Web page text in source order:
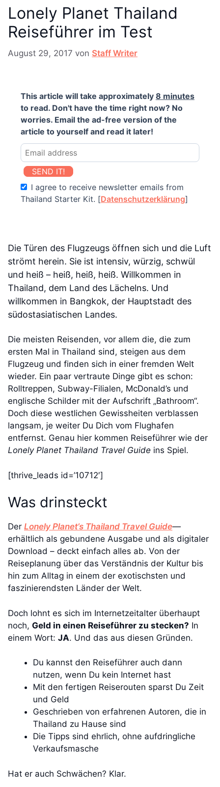
Lonely Planet Thailand
Reiseführer im Test
August 29, 2017 von Staff Writer
This article will take approximately 8 minutes
to read. Don't have the time right now? No
worries. Email the ad-free version of the
article to yourself and read it later!
SEND IT!
I agree to receive newsletter emails from
Thailand Starter Kit. [Datenschutzerklärung]
Die Türen des Flugzeugs öffnen sich und die Luft
strömt herein. Sie ist intensiv, würzig, schwül
und heiß – heiß, heiß, heiß. Willkommen in
Thailand, dem Land des Lächelns. Und
willkommen in Bangkok, der Hauptstadt des
südostasiatischen Landes.
Die meisten Reisenden, vor allem die, die zum
ersten Mal in Thailand sind, steigen aus dem
Flugzeug und finden sich in einer fremden Welt
wieder. Ein paar vertraute Dinge gibt es schon:
Rolltreppen, Subway-Filialen, McDonald’s und
englische Schilder mit der Aufschrift „Bathroom“.
Doch diese westlichen Gewissheiten verblassen
langsam, je weiter Du Dich vom Flughafen
entfernst. Genau hier kommen Reiseführer wie der
Lonely Planet Thailand Travel Guide ins Spiel.
[thrive_leads id=’10712′]
Was drinsteckt
Der Lonely Planet’s Thailand Travel Guide—
erhältlich als gebundene Ausgabe und als digitaler
Download – deckt einfach alles ab. Von der
Reiseplanung über das Verständnis der Kultur bis
hin zum Alltag in einem der exotischsten und
faszinierendsten Länder der Welt.
Doch lohnt es sich im Internetzeitalter überhaupt
noch, Geld in einen Reiseführer zu stecken? In
einem Wort: JA. Und das aus diesen Gründen.
Du kannst den Reiseführer auch dann
nutzen, wenn Du kein Internet hast
Mit den fertigen Reiserouten sparst Du Zeit
und Geld
Geschrieben von erfahrenen Autoren, die in
Thailand zu Hause sind
Die Tipps sind ehrlich, ohne aufdringliche
Verkaufsmasche
Hat er auch Schwächen? Klar.